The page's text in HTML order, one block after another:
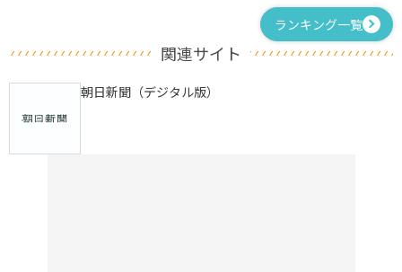
ランキング一覧
関連サイト
朝日新聞（デジタル版）